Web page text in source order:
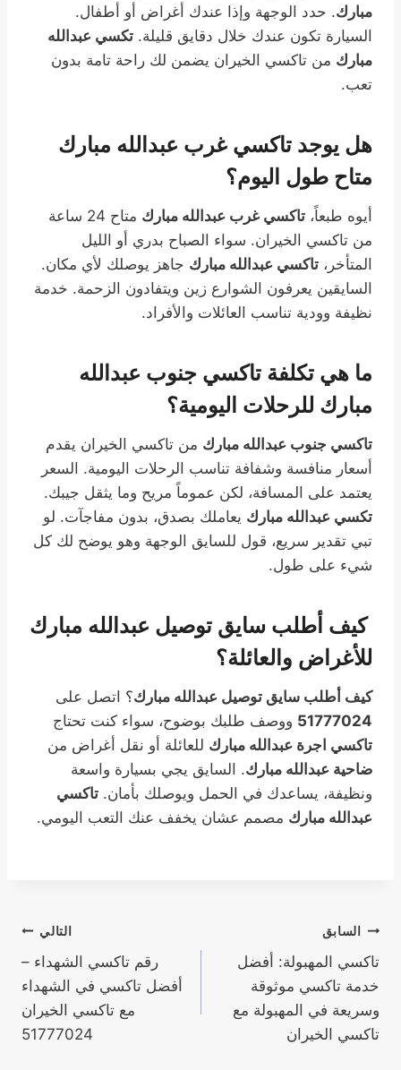
مبارك. حدد الوجهة وإذا عندك أغراض أو أطفال.
السيارة تكون عندك خلال دقايق قليلة. تكسي عبدالله
مبارك من تاكسي الخيران يضمن لك راحة تامة بدون
تعب.
هل يوجد تاكسي غرب عبدالله مبارك
متاح طول اليوم؟
أيوه طبعاً، تاكسي غرب عبدالله مبارك
متاح 24 ساعة
من تاكسي الخيران. سواء الصباح بدري أو الليل
المتأخر، تاكسي عبدالله مبارك جاهز يوصلك لأي مكان.
السايقين يعرفون الشوارع زين ويتفادون الزحمة. خدمة
نظيفة وودية تناسب العائلات والأفراد.
ما هي تكلفة تاكسي جنوب عبدالله
مبارك للرحلات اليومية؟
تاكسي جنوب عبدالله مبارك من تاكسي الخيران يقدم
أسعار منافسة وشفافة تناسب الرحلات اليومية. السعر
يعتمد على المسافة، لكن عموماً مريح وما يثقل جيبك.
تكسي عبدالله مبارك يعاملك بصدق، بدون مفاجآت. لو
تبي تقدير سريع، قول للسايق الوجهة وهو يوضح لك كل
شيء على طول.
كيف أطلب سايق توصيل عبدالله مبارك
للأغراض والعائلة؟
كيف أطلب سايق توصيل عبدالله مبارك؟ اتصل على
51777024 ووصف طلبك بوضوح، سواء كنت تحتاج
تاكسي اجرة عبدالله مبارك للعائلة أو نقل أغراض من
ضاحية عبدالله مبارك. السايق يجي بسيارة واسعة
ونظيفة، يساعدك في الحمل ويوصلك بأمان. تاكسي
عبدالله مبارك مصمم عشان يخفف عنك التعب اليومي.
تصفّح
المقالات
السابق
تاكسي المهبولة: أفضل
خدمة تاكسي موثوقة
وسريعة في المهبولة مع
تاكسي الخيران
التالي
رقم تاكسي الشهداء –
أفضل تاكسي في الشهداء
مع تاكسي الخيران
51777024